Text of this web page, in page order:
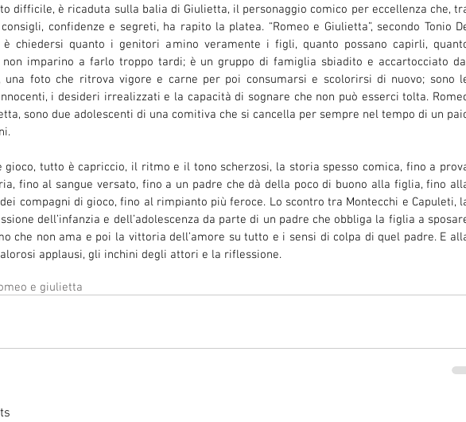
difficile, è ricaduta sulla balia di Giulietta, il personaggio comico per eccellenza che,
confidenze e segreti, ha rapito la platea. “Romeo e Giulietta”, secondo Tonio
chiedersi quanto i genitori amino veramente i figli, quanto possano capirli,
non imparino a farlo troppo tardi; è un gruppo di famiglia sbiadito e accartocciato
una foto che ritrova vigore e carne per poi consumarsi e scolorirsi di nuovo; sono
i desideri irrealizzati e la capacità di sognare che non può esserci tolta.
sono due adolescenti di una comitiva che si cancella per sempre nel tempo di un
gioco, tutto è capriccio, il ritmo e il tono scherzosi, la storia spesso comica, fino a
fino al sangue versato, fino a un padre che dà della poco di buono alla figlia, fino
compagni di gioco, fino al rimpianto più feroce. Lo scontro tra Montecchi e Capuleti,
dell’infanzia e dell’adolescenza da parte di un padre che obbliga la figlia a
che non ama e poi la vittoria dell’amore su tutto e i sensi di colpa di quel padre. E
applausi, gli inchini degli attori e la riflessione.
e giulietta